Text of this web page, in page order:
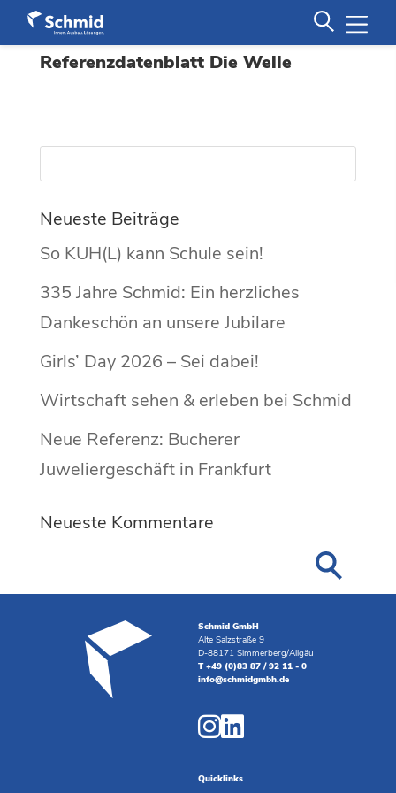
Referenzdatenblatt Die Welle
Neueste Beiträge
So KUH(L) kann Schule sein!
335 Jahre Schmid: Ein herzliches
Dankeschön an unsere Jubilare
Girls’ Day 2026 – Sei dabei!
Wirtschaft sehen & erleben bei Schmid
Neue Referenz: Bucherer
Juweliergeschäft in Frankfurt
Neueste Kommentare
Schmid GmbH
Alte Salzstraße 9
D-88171 Simmerberg/Allgäu
T +49 (0)83 87 / 92 11 - 0
info@schmidgmbh.de
Quicklinks